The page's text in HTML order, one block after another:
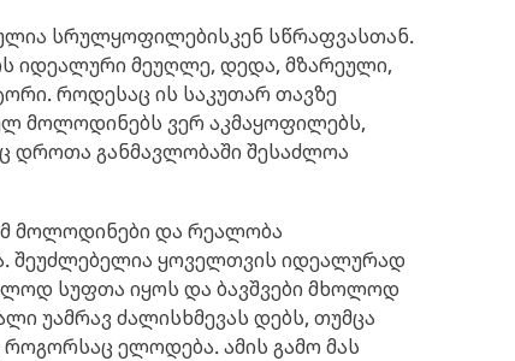
სრულყოფილებისკენ სწრაფვასთან.
მეუღლე, დედა, მზარეული,
როდესაც ის საკუთარ თავზე
მოლოდინებს ვერ აკმაყოფილებს,
დროთა განმავლობაში შესაძლოა
მოლოდინები და რეალობა
შეუძლებელია ყოველთვის იდეალურად
სუფთა იყოს და ბავშვები მხოლოდ
უამრავ ძალისხმევას დებს, თუმცა
ელოდება. ამის გამო მას